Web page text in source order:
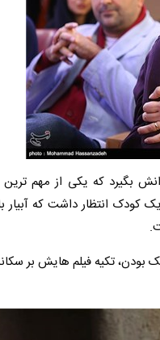
بگیرد که یکی از مهم
کودک انتظار داشت که آبیار
بودن، تکیه فیلم هایش